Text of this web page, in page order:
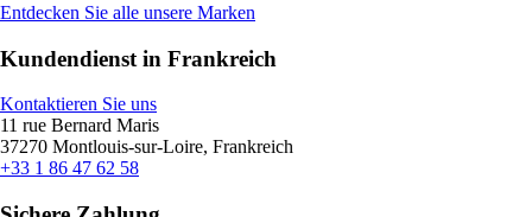
Entdecken Sie alle unsere Marken
Kundendienst in Frankreich
Kontaktieren Sie uns
11 rue Bernard Maris
37270 Montlouis-sur-Loire, Frankreich
+33 1 86 47 62 58